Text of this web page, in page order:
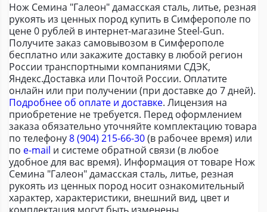
Нож Семина "Галеон" дамасская сталь, литье, резная
рукоять из ценных пород купить в Симферополе по
цене 0 рублей в интернет-магазине Steel-Gun.
Получите заказ самовывозом в Симферополе
бесплатно или закажите доставку в любой регион
России транспортными компаниями СДЭК,
Яндекс.Доставка или Почтой России. Оплатите
онлайн или при получении (при доставке до 7 дней).
Подробнее об оплате и доставке. Лицензия на
приобретение не требуется. Перед оформлением
заказа обязательно уточняйте комплектацию товара
по телефону8 (904) 215-66-30(в рабочее время) или
по e-mail и системе обратной связи (в любое
удобное для вас время). Информация от товаре Нож
Семина "Галеон" дамасская сталь, литье, резная
рукоять из ценных пород носит ознакомительный
характер, характеристики, внешний вид, цвет и